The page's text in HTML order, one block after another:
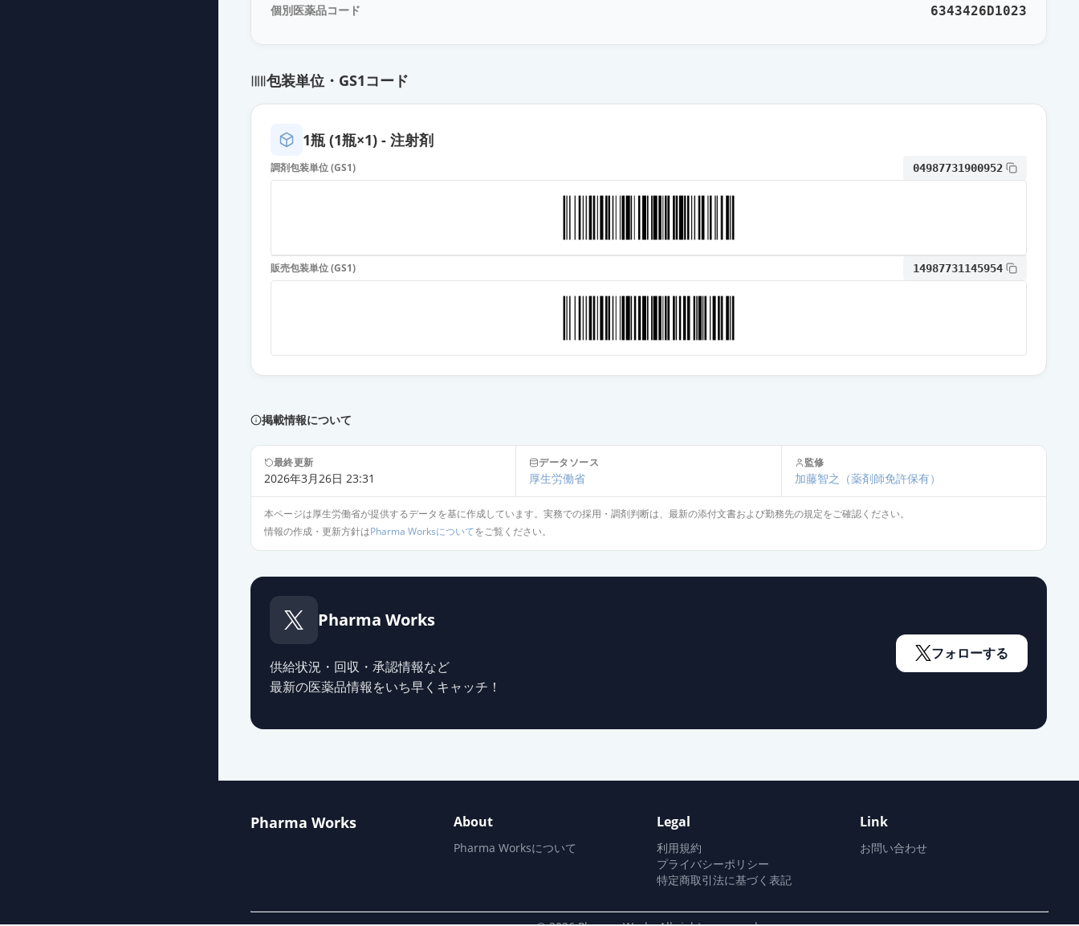
個別医薬品コード 6343426D1023
包装単位・GS1コード
1瓶 (1瓶×1) - 注射剤
調剤包装単位 (GS1) 04987731900952
販売包装単位 (GS1) 14987731145954
掲載情報について
最終更新
2026年3月26日 23:31
データソース
厚生労働省
監修
加藤智之 （薬剤師免許保有）
本ページは厚生労働省が提供するデータを基に作成しています。実務での採用・調剤判断は、最新の添付文書および勤務先の規定をご確認ください。
情報の作成・更新方針はPharma Worksについてをご覧ください。
Pharma Works
供給状況・回収・承認情報など
最新の医薬品情報をいち早くキャッチ！
フォローする
Pharma Works About
Pharma Worksについて
Legal
利用規約
プライバシーポリシー
特定商取引法に基づく表記
Link
お問い合わせ